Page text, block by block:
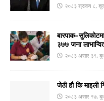
२०८३ श्रावण ८,
३७७ जना
२०८३ असार ३१,
जेठी हौ कि माइली
२०८३ असार १७,